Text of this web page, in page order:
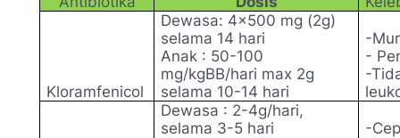
Kloramfenicol
Dewasa: 4x500 mg (2g)
selama 14 hari
Anak : 50-100
mg/kgBB/hari max 2g
selama 10-14 hari
-
-
-
Dewasa : 2-4g/hari,
selama 3-5 hari
-